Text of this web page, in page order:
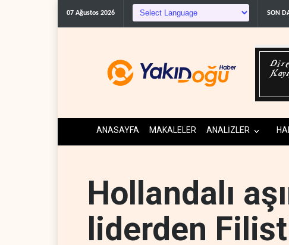
07 Ağustos 2026 SON
ANASAYFA MAKALELER ANALİZLER
Hollandalı
liderden